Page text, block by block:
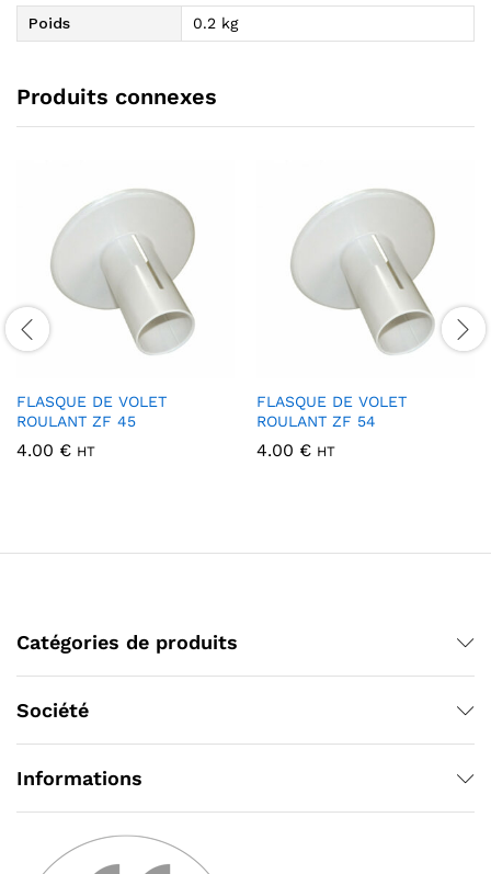
Poids 0.2 kg
Produits connexes
FLASQUE DE VOLET
ROULANT ZF 45
4.00 € HT
FLASQUE DE VOLET
ROULANT ZF 54
4.00 € HT
Catégories de produits
Société
Informations